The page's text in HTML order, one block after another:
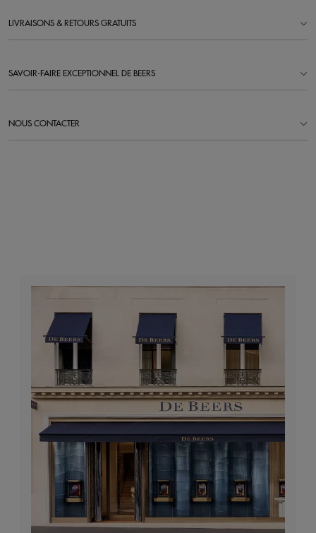
LIVRAISONS & RETOURS GRATUITS
SAVOIR-FAIRE EXCEPTIONNEL DE BEERS
NOUS CONTACTER